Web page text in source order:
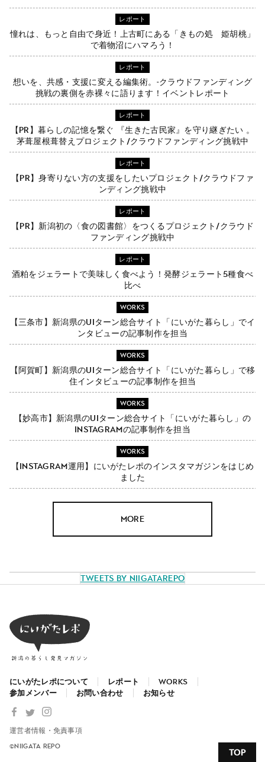
レポート
憧れは、もっと自由で身近！上古町にある「きもの処 姫胡桃」
で着物沼にハマろう！
レポート
想いを、共感・支援に変える編集術。-クラウドファンディング
挑戦の裏側を赤裸々に語ります！イベントレポート
レポート
【PR】暮らしの記憶を繋ぐ 『生きた古民家』を守り継ぎたい 。
茅葺屋根葺替えプロジェクト/クラウドファンディング挑戦中
レポート
【PR】身寄りない方の支援をしたいプロジェクト/クラウドファ
ンディング挑戦中
レポート
【PR】新潟初の〈食の図書館〉をつくるプロジェクト/クラウド
ファンディング挑戦中
レポート
酒粕をジェラートで美味しく食べよう！発酵ジェラート5種食べ
比べ
WORKS
【三条市】新潟県のUIターン総合サイト「にいがた暮らし」でイ
ンタビューの記事制作を担当
WORKS
【阿賀町】新潟県のUIターン総合サイト「にいがた暮らし」で移
住インタビューの記事制作を担当
WORKS
【妙高市】新潟県のUIターン総合サイト「にいがた暮らし」の
Instagramの記事制作を担当
WORKS
【Instagram運用】にいがたレポのインスタマガジンをはじめ
ました
MORE
Tweets by NiigataRepo
TOP
にいがたレポについて レポート
WORKS
参加メンバー
お問い合わせ お知らせ
運営者情報・免責事項
©NIIGATA REPO